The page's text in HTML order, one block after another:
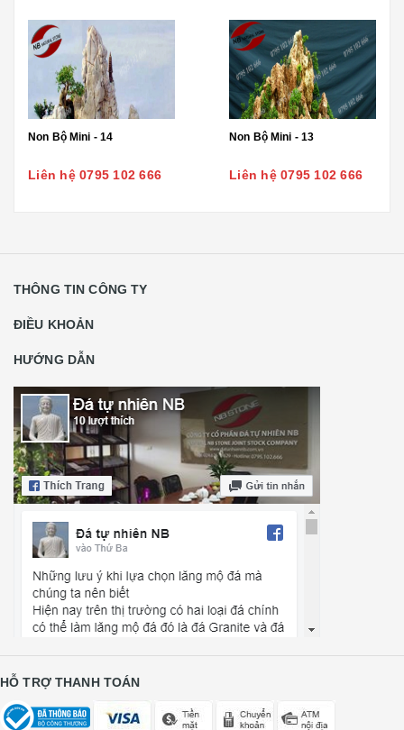
Non Bộ Mini - 14
Liên hệ 0795 102 666
Non Bộ Mini - 13
Liên hệ 0795 102 666
THÔNG TIN CÔNG TY
ĐIỀU KHOẢN
HƯỚNG DẪN
HỖ TRỢ THANH TOÁN